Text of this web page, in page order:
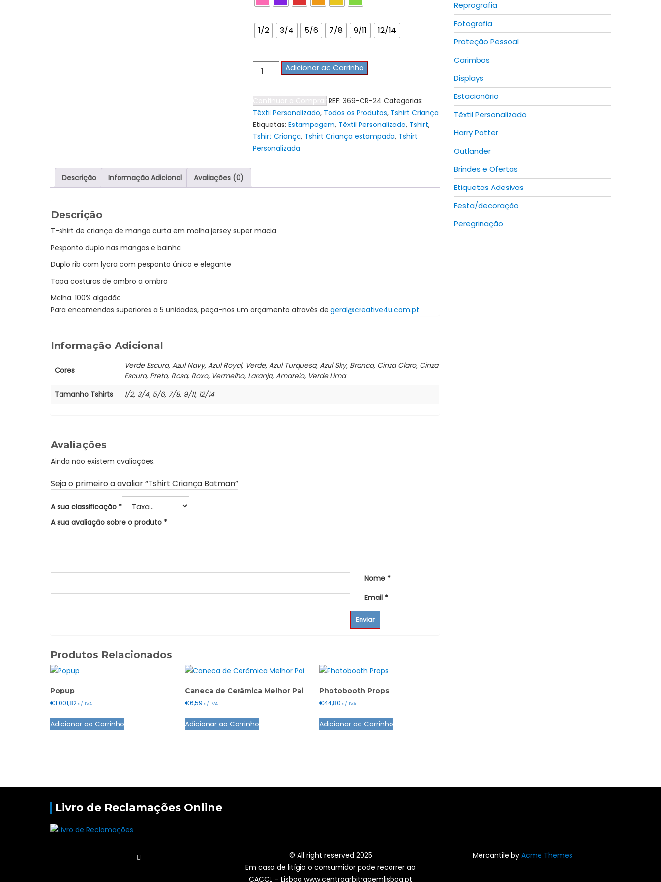
1/2 3/4 5/6 7/8 9/11 12/14
Quantidade
de
Batman
Adicionar ao Carrinho
Continuar a Comprar REF: 369-CR-24 Categorias:
Têxtil Personalizado, Todos os Produtos, Tshirt Criança
Etiquetas: Estampagem, Têxtil Personalizado, Tshirt,
Tshirt Criança, Tshirt Criança estampada, Tshirt
Personalizada
Descrição Informação Adicional Avaliações (0)
Descrição
T-shirt de criança de manga curta em malha jersey super macia
Pesponto duplo nas mangas e bainha
Duplo rib com lycra com pesponto único e elegante
Tapa costuras de ombro a ombro
Malha. 100% algodão
Para encomendas superiores a 5 unidades, peça-nos um orçamento através de geral@creative4u.com.pt
Informação Adicional
Cores
Verde Escuro, Azul Navy, Azul Royal, Verde, Azul Turquesa, Azul Sky, Branco, Cinza Claro, Cinza
Escuro, Preto, Rosa, Roxo, Vermelho, Laranja, Amarelo, Verde Lima
Tamanho Tshirts
1/2, 3/4, 5/6, 7/8, 9/11, 12/14
Avaliações
Ainda não existem avaliações.
Seja o primeiro a avaliar “Tshirt Criança Batman”
A sua classificação *
A sua avaliação sobre o produto *
Nome *
Email *
Produtos Relacionados
Popup
€1.001,82 s/ IVA
Adicionar ao Carrinho
Caneca de Cerâmica Melhor Pai
€6,59 s/ IVA
Adicionar ao Carrinho
Photobooth Props
€44,80 s/ IVA
Adicionar ao Carrinho
Reprografia
Fotografia
Proteção Pessoal
Carimbos
Displays
Estacionário
Têxtil Personalizado
Harry Potter
Outlander
Brindes e Ofertas
Etiquetas Adesivas
Festa/decoração
Peregrinação
Livro de Reclamações Online
© All right reserved 2025
Em caso de litígio o consumidor pode recorrer ao
CACCL – Lisboa www.centroarbitragemlisboa.pt
Mercantile by Acme Themes